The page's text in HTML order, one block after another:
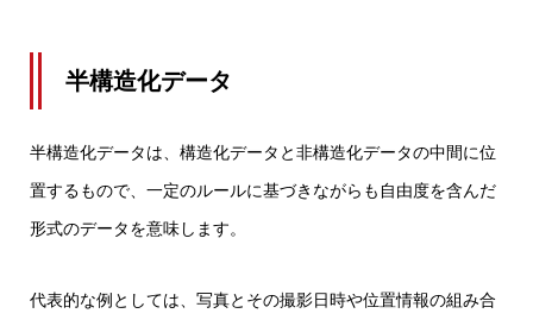
半構造化データ
半構造化データは、構造化データと非構造化データの中間に位
置するもので、一定のルールに基づきながらも自由度を含んだ
形式のデータを意味します。
代表的な例としては、写真とその撮影日時や位置情報の組み合